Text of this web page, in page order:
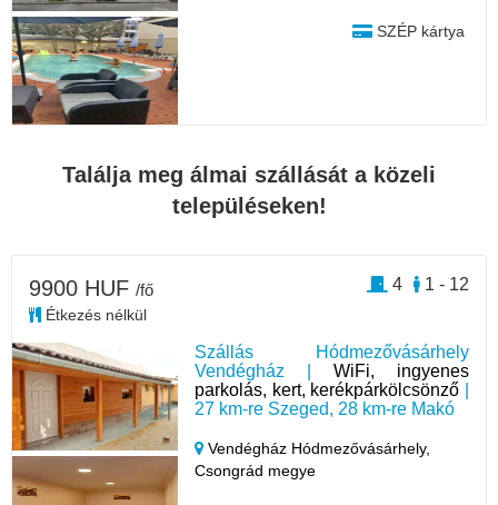
SZÉP kártya
Találja meg álmai szállását a közeli
településeken!
Szállás Hódmezővásárhely
Vendégház |WiFi, ingyenes
parkolás, kert, kerékpárkölcsönző
27 km-re Szeged, 28 km-re Makó
Vendégház Hódmezővásárhely,
Csongrád megye
9900 HUF /fő
Étkezés nélkül
1 - 12
4